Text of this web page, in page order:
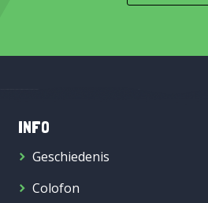
INFO
Geschiedenis
Colofon